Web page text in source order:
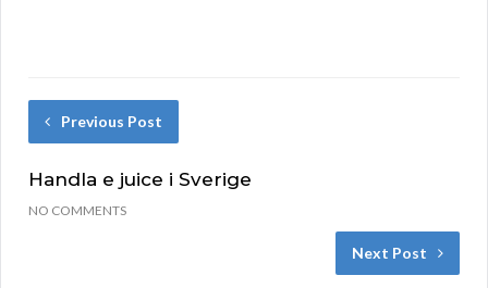
Previous Post
Handla e juice i Sverige
NO COMMENTS
Next Post